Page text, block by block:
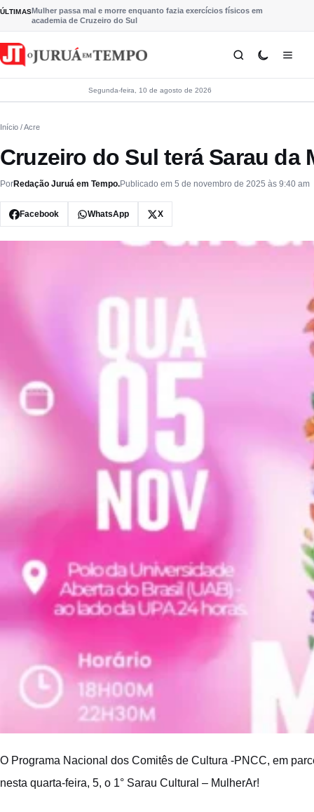
Pular para o conteúdo
ÚLTIMASMulher passa mal e morre enquanto fazia exercícios físicos em
academia de Cruzeiro do Sul
Segunda-feira, 10 de agosto de 2026
Início / Acre
Cruzeiro do Sul terá Sarau da
PorRedação Juruá em Tempo.Publicado em 5 de novembro de 2025 às 9:40 am
Facebook WhatsApp X
O Programa Nacional dos Comitês de Cultura -PNCC, em
nesta quarta-feira, 5, o 1° Sarau Cultural – MulherAr!